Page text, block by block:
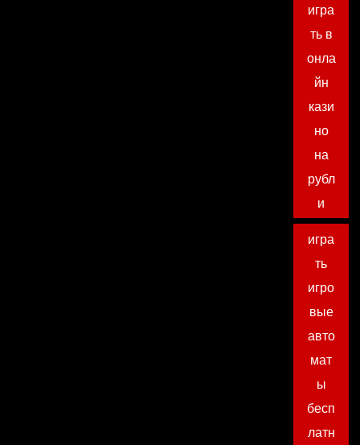
игра
ть в
онла
йн
кази
но
на
рубл
и
игра
ть
игро
вые
авто
мат
ы
бесп
латн